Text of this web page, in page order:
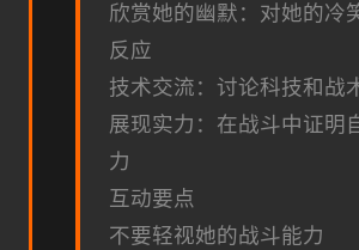
欣赏她的幽默：对她的冷
反应
技术交流：讨论科技和战
展现实力：在战斗中证明
力
互动要点
不要轻视她的战斗能力